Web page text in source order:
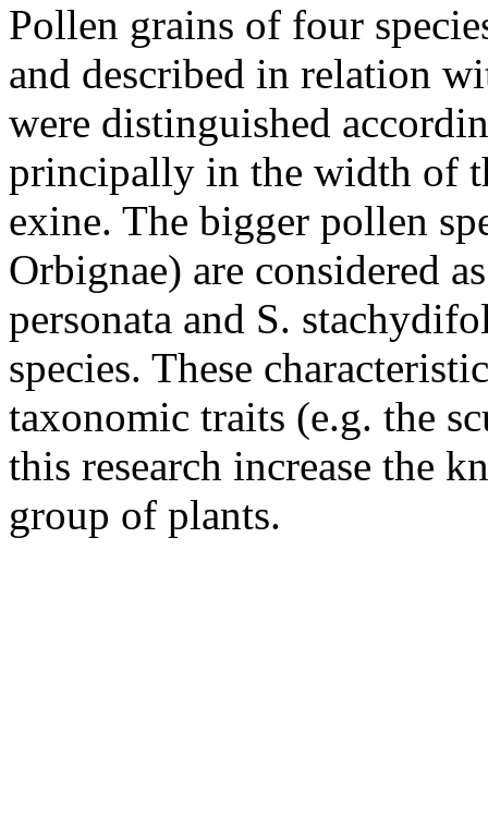
Pollen grains of four
and described in relation
were distinguished
principally in the width of
exine. The bigger pollen
Orbignae) are considered
personata and S.
species. These
taxonomic traits (e.g. the
this research increase the
group of plants.